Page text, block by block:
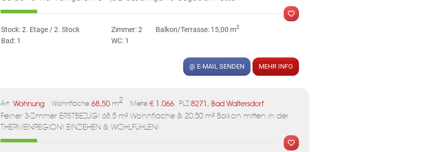
KLIS
MER
Stock: 2. Etage / 2. Stock Zimmer: 2 Balkon/Terrasse: 15,00 m2
Bad: 1 WC: 1
@ E-MAIL SENDEN MEHR INFO
Art: Wohnung Wohnfläche:68,50 m2 Miete:€ 1.066 PLZ:8271, Bad Waltersdorf
Feiner 3-Zimmer ERSTBEZUG! 68,5 m² Wohnfläche & 20,50 m² Balkon mitten in der
THERMENREGION! EINZIEHEN & WOHLFÜHLEN!